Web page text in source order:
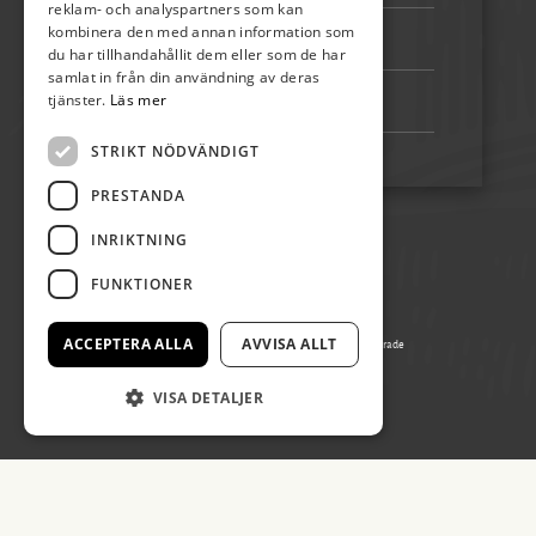
Bankgiro: 5192-4348
Swish: 123 222 02 67
© Copyright 2026 Öland Spirar, alla rättigheter reserverade
Producerad av Gota Media Brand Studio
reklam- och analyspartners som kan
kombinera den med annan information som
du har tillhandahållit dem eller som de har
samlat in från din användning av deras
tjänster. Läs mer
STRIKT NÖDVÄNDIGT
PRESTANDA
INRIKTNING
FUNKTIONER
ACCEPTERA ALLA AVVISA ALLT
VISA DETALJER